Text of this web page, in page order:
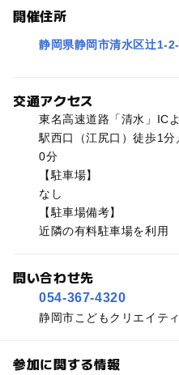
開催住所
静岡県静岡市清水区辻1-
交通アクセス
東名高速道路「清水」IC
駅西口（江尻口）徒歩1
0分
【駐車場】
なし
【駐車場備考】
近隣の有料駐車場を利用
問い合わせ先
054-367-4320
静岡市こどもクリエイテ
参加に関する情報